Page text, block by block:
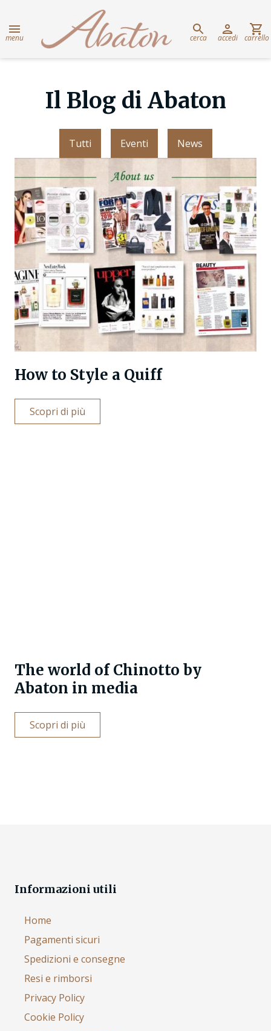
menu cerca accedi carrello
Il Blog di Abaton
Tutti Eventi News
How to Style a Quiff
Scopri di più
The world of Chinotto by
Abaton in media
Scopri di più
Informazioni utili
Home
Pagamenti sicuri
Spedizioni e consegne
Resi e rimborsi
Privacy Policy
Cookie Policy